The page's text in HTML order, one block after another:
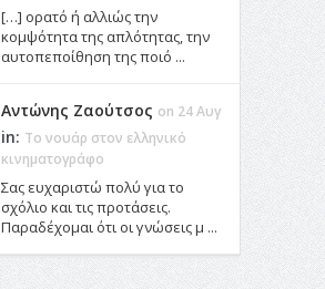
[…] ορατό ή αλλιώς την
κομψότητα της απλότητας, την
αυτοπεποίθηση της ποιό ...
Αντώνης Ζαούτσος on 24 Αυγ
in: Το νουάρ στον ελληνικό
κινηματογράφο
Σας ευχαριστώ πολύ για το
σχόλιο και τις προτάσεις.
Παραδέχομαι ότι οι γνώσεις μ ...